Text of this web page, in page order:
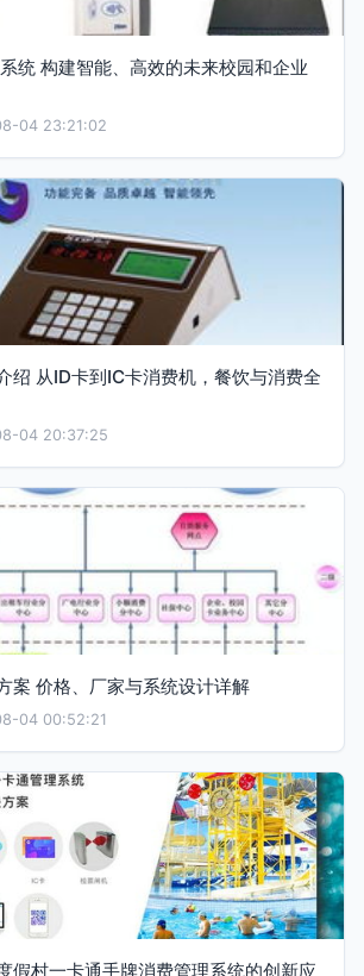
统 构建智能、高效的未来校园和企业
04 23:21:02
绍 从ID卡到IC卡消费机，餐饮与消费全
04 20:37:25
案 价格、厂家与系统设计详解
04 00:52:21
假村一卡通手牌消费管理系统的创新应